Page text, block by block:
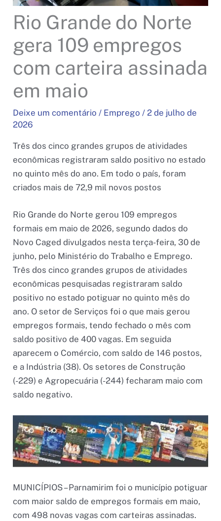
Rio Grande do Norte
gera 109 empregos
com carteira assinada
em maio
Deixe um comentário / Emprego / 2 de julho de
2026
Três dos cinco grandes grupos de atividades
econômicas registraram saldo positivo no estado
no quinto mês do ano. Em todo o país, foram
criados mais de 72,9 mil novos postos
Rio Grande do Norte gerou 109 empregos
formais em maio de 2026, segundo dados do
Novo Caged divulgados nesta terça-feira, 30 de
junho, pelo Ministério do Trabalho e Emprego.
Três dos cinco grandes grupos de atividades
econômicas pesquisadas registraram saldo
positivo no estado potiguar no quinto mês do
ano. O setor de Serviços foi o que mais gerou
empregos formais, tendo fechado o mês com
saldo positivo de 400 vagas. Em seguida
aparecem o Comércio, com saldo de 146 postos,
e a Indústria (38). Os setores de Construção
(-229) e Agropecuária (-244) fecharam maio com
saldo negativo.
MUNICÍPIOS – Parnamirim foi o município potiguar
com maior saldo de empregos formais em maio,
com 498 novas vagas com carteiras assinadas.